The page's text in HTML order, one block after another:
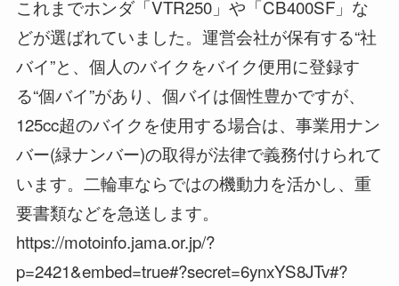
これまでホンダ「VTR250」や「CB400SF」な
どが選ばれていました。運営会社が保有する“社
バイ”と、個人のバイクをバイク便用に登録す
る“個バイ”があり、個バイは個性豊かですが、
125cc超のバイクを使用する場合は、事業用ナン
バー(緑ナンバー)の取得が法律で義務付けられて
います。二輪車ならではの機動力を活かし、重
要書類などを急送します。
https://motoinfo.jama.or.jp/?
p=2421&embed=true#?secret=6ynxYS8JTv#?